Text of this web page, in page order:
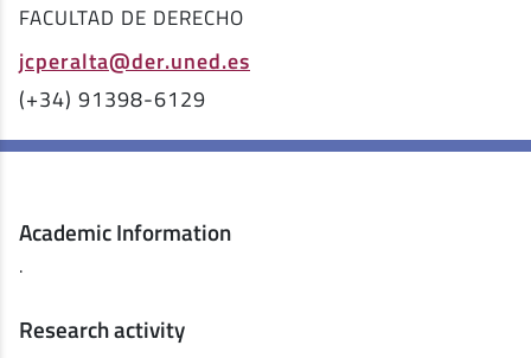
FACULTAD DE DERECHO
jcperalta@der.uned.es
(+34) 91398-6129
Academic Information
.
Research activity